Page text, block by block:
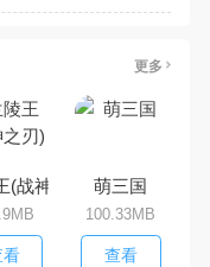
更多
(战神之刃)
看
萌三国
100.33MB
查看